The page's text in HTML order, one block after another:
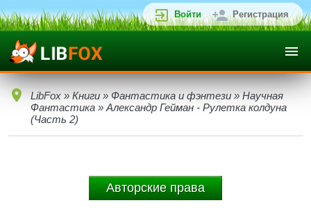
Войти Регистрация
LibFox » Книги » Фантастика и фэнтези » Научная
Фантастика » Александр Гейман - Рулетка колдуна
(Часть 2)
Авторские права